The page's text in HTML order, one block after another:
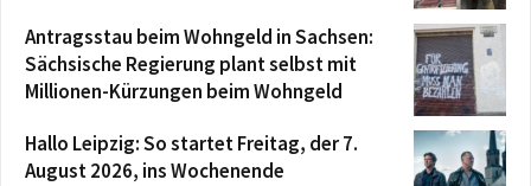
Antragsstau beim Wohngeld in Sachsen:
Sächsische Regierung plant selbst mit
Millionen-Kürzungen beim Wohngeld
Hallo Leipzig: So startet Freitag, der 7.
August 2026, ins Wochenende